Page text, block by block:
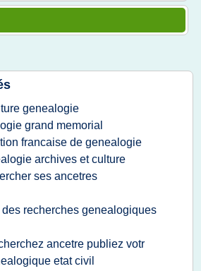
genealogie
grand memorial
francaise de genealogie
archives et culture
ses ancetres
recherches genealogiques
ancetre publiez votr
etat civil